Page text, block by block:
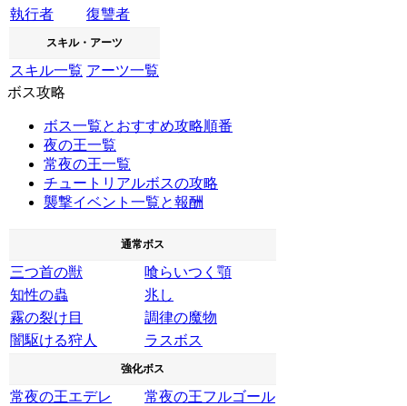
執行者
復讐者
スキル・アーツ
スキル一覧 アーツ一覧
ボス攻略
ボス一覧とおすすめ攻略順番
夜の王一覧
常夜の王一覧
チュートリアルボスの攻略
襲撃イベント一覧と報酬
通常ボス
三つ首の獣
喰らいつく顎
知性の蟲
兆し
霧の裂け目
調律の魔物
闇駆ける狩人
ラスボス
強化ボス
常夜の王エデレ
常夜の王フルゴール